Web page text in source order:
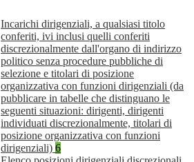
Incarichi dirigenziali, a qualsiasi titolo
conferiti, ivi inclusi quelli conferiti
discrezionalmente dall'organo di indirizzo
politico senza procedure pubbliche di
selezione e titolari di posizione
organizzativa con funzioni dirigenziali (da
pubblicare in tabelle che distinguano le
seguenti situazioni: dirigenti, dirigenti
individuati discrezionalmente, titolari di
posizione organizzativa con funzioni
dirigenziali) 6